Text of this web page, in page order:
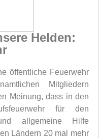
Helden:
öffentliche Feuerwehr
Mitgliedern
Meinung, dass in den
für den
allgemeine Hilfe
Ländern 20 mal mehr